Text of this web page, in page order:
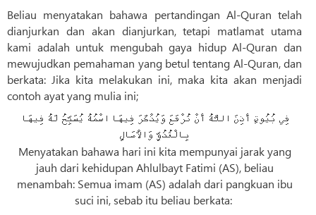
Beliau menyatakan bahawa pertandingan Al-Quran telah
dianjurkan dan akan dianjurkan, tetapi matlamat utama
kami adalah untuk mengubah gaya hidup Al-Quran dan
mewujudkan pemahaman yang betul tentang Al-Quran, dan
berkata: Jika kita melakukan ini, maka kita akan menjadi
contoh ayat yang mulia ini;
بِالْغُدُوِّ وَالْآصَالِ
Menyatakan bahawa hari ini kita mempunyai jarak yang
jauh dari kehidupan Ahlulbayt Fatimi (AS), beliau
menambah: Semua imam (AS) adalah dari pangkuan ibu
suci ini, sebab itu beliau berkata: